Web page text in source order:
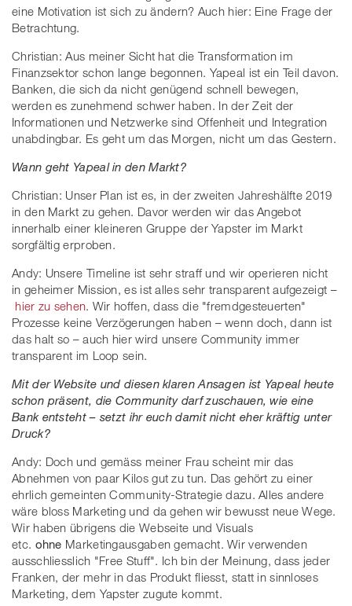
eine Motivation ist sich zu ändern? Auch hier: Eine Frage der
Betrachtung.
Christian: Aus meiner Sicht hat die Transformation im
Finanzsektor schon lange begonnen. Yapeal ist ein Teil davon.
Banken, die sich da nicht genügend schnell bewegen,
werden es zunehmend schwer haben. In der Zeit der
Informationen und Netzwerke sind Offenheit und Integration
unabdingbar. Es geht um das Morgen, nicht um das Gestern.
Wann geht Yapeal in den Markt?
Christian: Unser Plan ist es, in der zweiten Jahreshälfte 2019
in den Markt zu gehen. Davor werden wir das Angebot
innerhalb einer kleineren Gruppe der Yapster im Markt
sorgfältig erproben.
Andy: Unsere Timeline ist sehr straff und wir operieren nicht
in geheimer Mission, es ist alles sehr transparent aufgezeigt –
hier zu sehen . Wir hoffen, dass die "fremdgesteuerten"
Prozesse keine Verzögerungen haben – wenn doch, dann ist
das halt so – auch hier wird unsere Community immer
transparent im Loop sein.
Mit der Website und diesen klaren Ansagen ist Yapeal heute
schon präsent, die Community darf zuschauen, wie eine
Bank entsteht – setzt ihr euch damit nicht eher kräftig unter
Druck?
Andy: Doch und gemäss meiner Frau scheint mir das
Abnehmen von paar Kilos gut zu tun. Das gehört zu einer
ehrlich gemeinten Community-Strategie dazu. Alles andere
wäre bloss Marketing und da gehen wir bewusst neue Wege.
Wir haben übrigens die Webseite und Visuals
etc. ohne Marketingausgaben gemacht. Wir verwenden
ausschliesslich "Free Stuff". Ich bin der Meinung, dass jeder
Franken, der mehr in das Produkt fliesst, statt in sinnloses
Marketing, dem Yapster zugute kommt.